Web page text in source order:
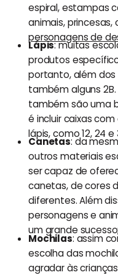
espiral, estampas
animais, princesas,
personagens de
Lápis: muitas
produtos
portanto, além
também alguns
também são uma
é incluir caixas
lápis, como 12, 24 e
Canetas: da
outros materiais
ser capaz de
canetas, de cores
diferentes. Além
personagens e
um grande sucesso;
Mochilas: assim
escolha das
agradar às